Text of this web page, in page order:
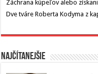
Záchrana kúpeľov alebo
Dve tváre Roberta Kodyma z
Najčítanejšie